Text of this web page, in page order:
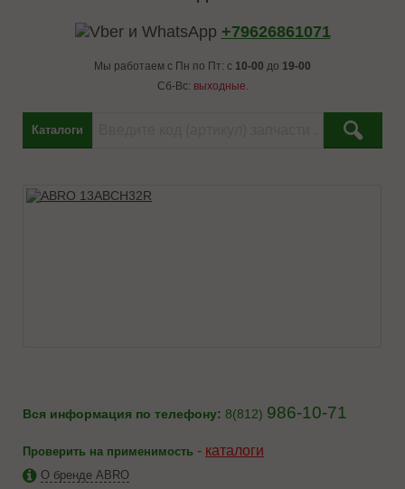
+79626861071
Мы работаем с Пн по Пт: с 10-00 до 19-00
Сб-Вс: выходные.
Каталоги
Вся информация по телефону: 8(812) 986-10-71
Проверить на применимость - каталоги
О бренде ABRO